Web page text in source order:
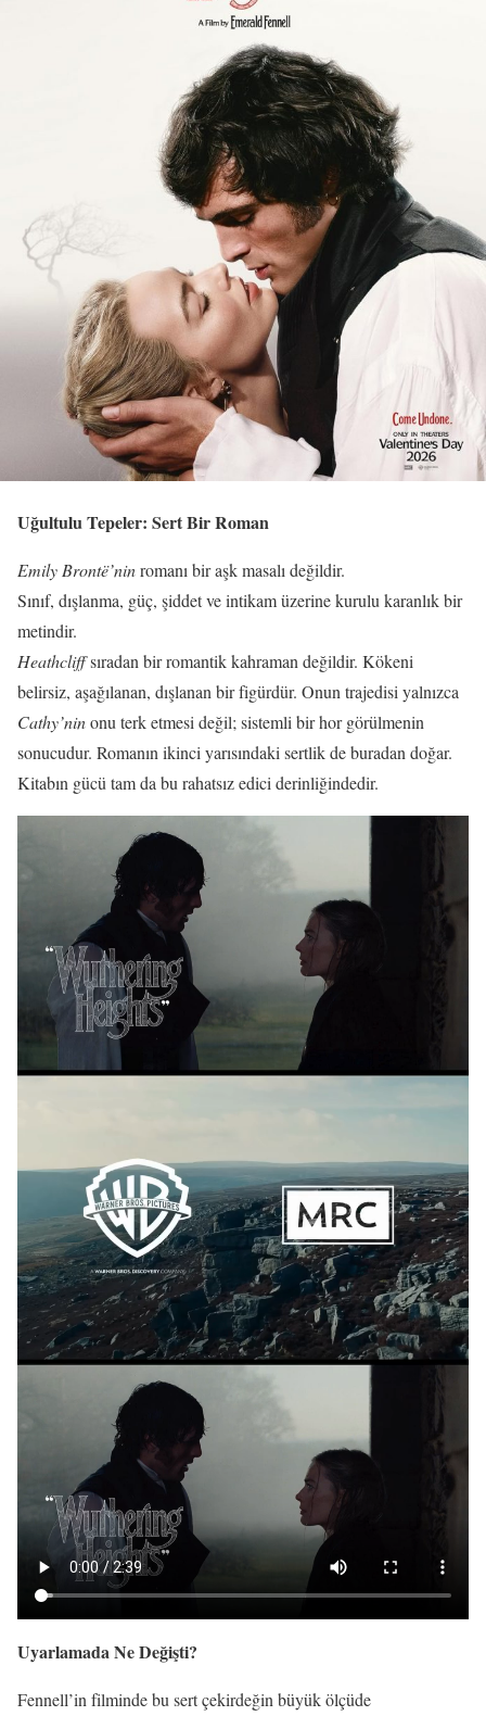
Uğultulu Tepeler: Sert Bir Roman
Emily Brontë’ninromanı bir aşk masalı değildir.
Sınıf, dışlanma, güç, şiddet ve intikam üzerine kurulu karanlık bir
metindir.
Heathcliffsıradan bir romantik kahraman değildir. Kökeni
belirsiz, aşağılanan, dışlanan bir figürdür. Onun trajedisi yalnızca
Cathy’ninonu terk etmesi değil; sistemli bir hor görülmenin
sonucudur. Romanın ikinci yarısındaki sertlik de buradan doğar.
Kitabın gücü tam da bu rahatsız edici derinliğindedir.
Uyarlamada Ne Değişti?
Fennell’in filminde bu sert çekirdeğin büyük ölçüde